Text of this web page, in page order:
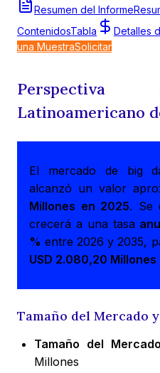
Resumen del Informe
ContenidosTabla Detalles
una MuestraSolicitar
Perspectiva
Latinoamericano
El mercado de big
alcanzó un valor
Millones en 2025. Se
crecerá a una tasa
% entre 2026 y 2035,
USD 2.080,20 Millones
Tamaño del Mercado
Tamaño del
Millones